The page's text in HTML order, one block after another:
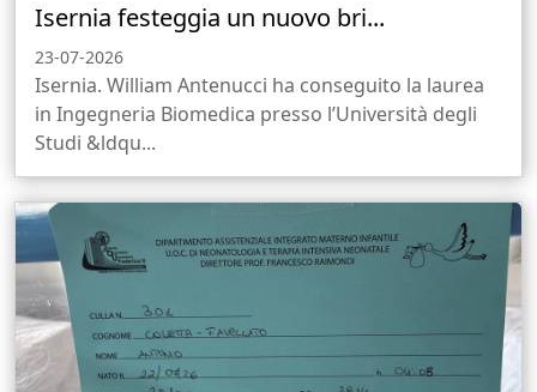
Isernia festeggia un nuovo bri...
23-07-2026
Isernia. William Antenucci ha conseguito la laurea
in Ingegneria Biomedica presso l’Università degli
Studi &ldqu...